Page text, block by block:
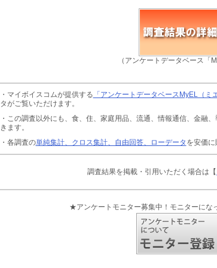
（アンケートデータベース「
・マイボイスコムが提供する 「アンケートデータベースMyEL（ミ
タがご覧いただけます。
・この調査以外にも、食、住、家庭用品、流通、情報通信、金融
きます。
・各調査の単純集計、クロス集計、自由回答、ローデータ を安価に
調査結果を掲載・引用いただく場合は【
★アンケートモニター募集中！モニターにな